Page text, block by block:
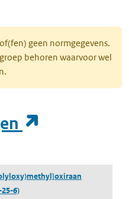
geen normgegevens.
behoren waarvoor wel
6)